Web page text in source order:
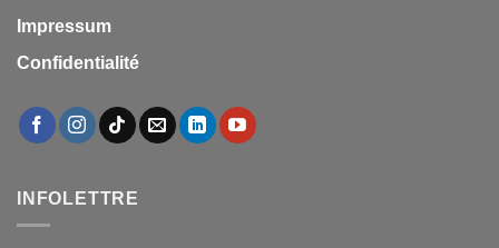
Impressum
Confidentialité
INFOLETTRE